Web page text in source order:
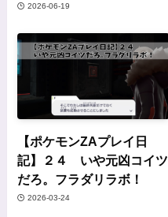
2026-06-19
【ポケモンZAプレイ日
記】２４ いや元凶コイツ
だろ。フラダリラボ！
2026-03-24